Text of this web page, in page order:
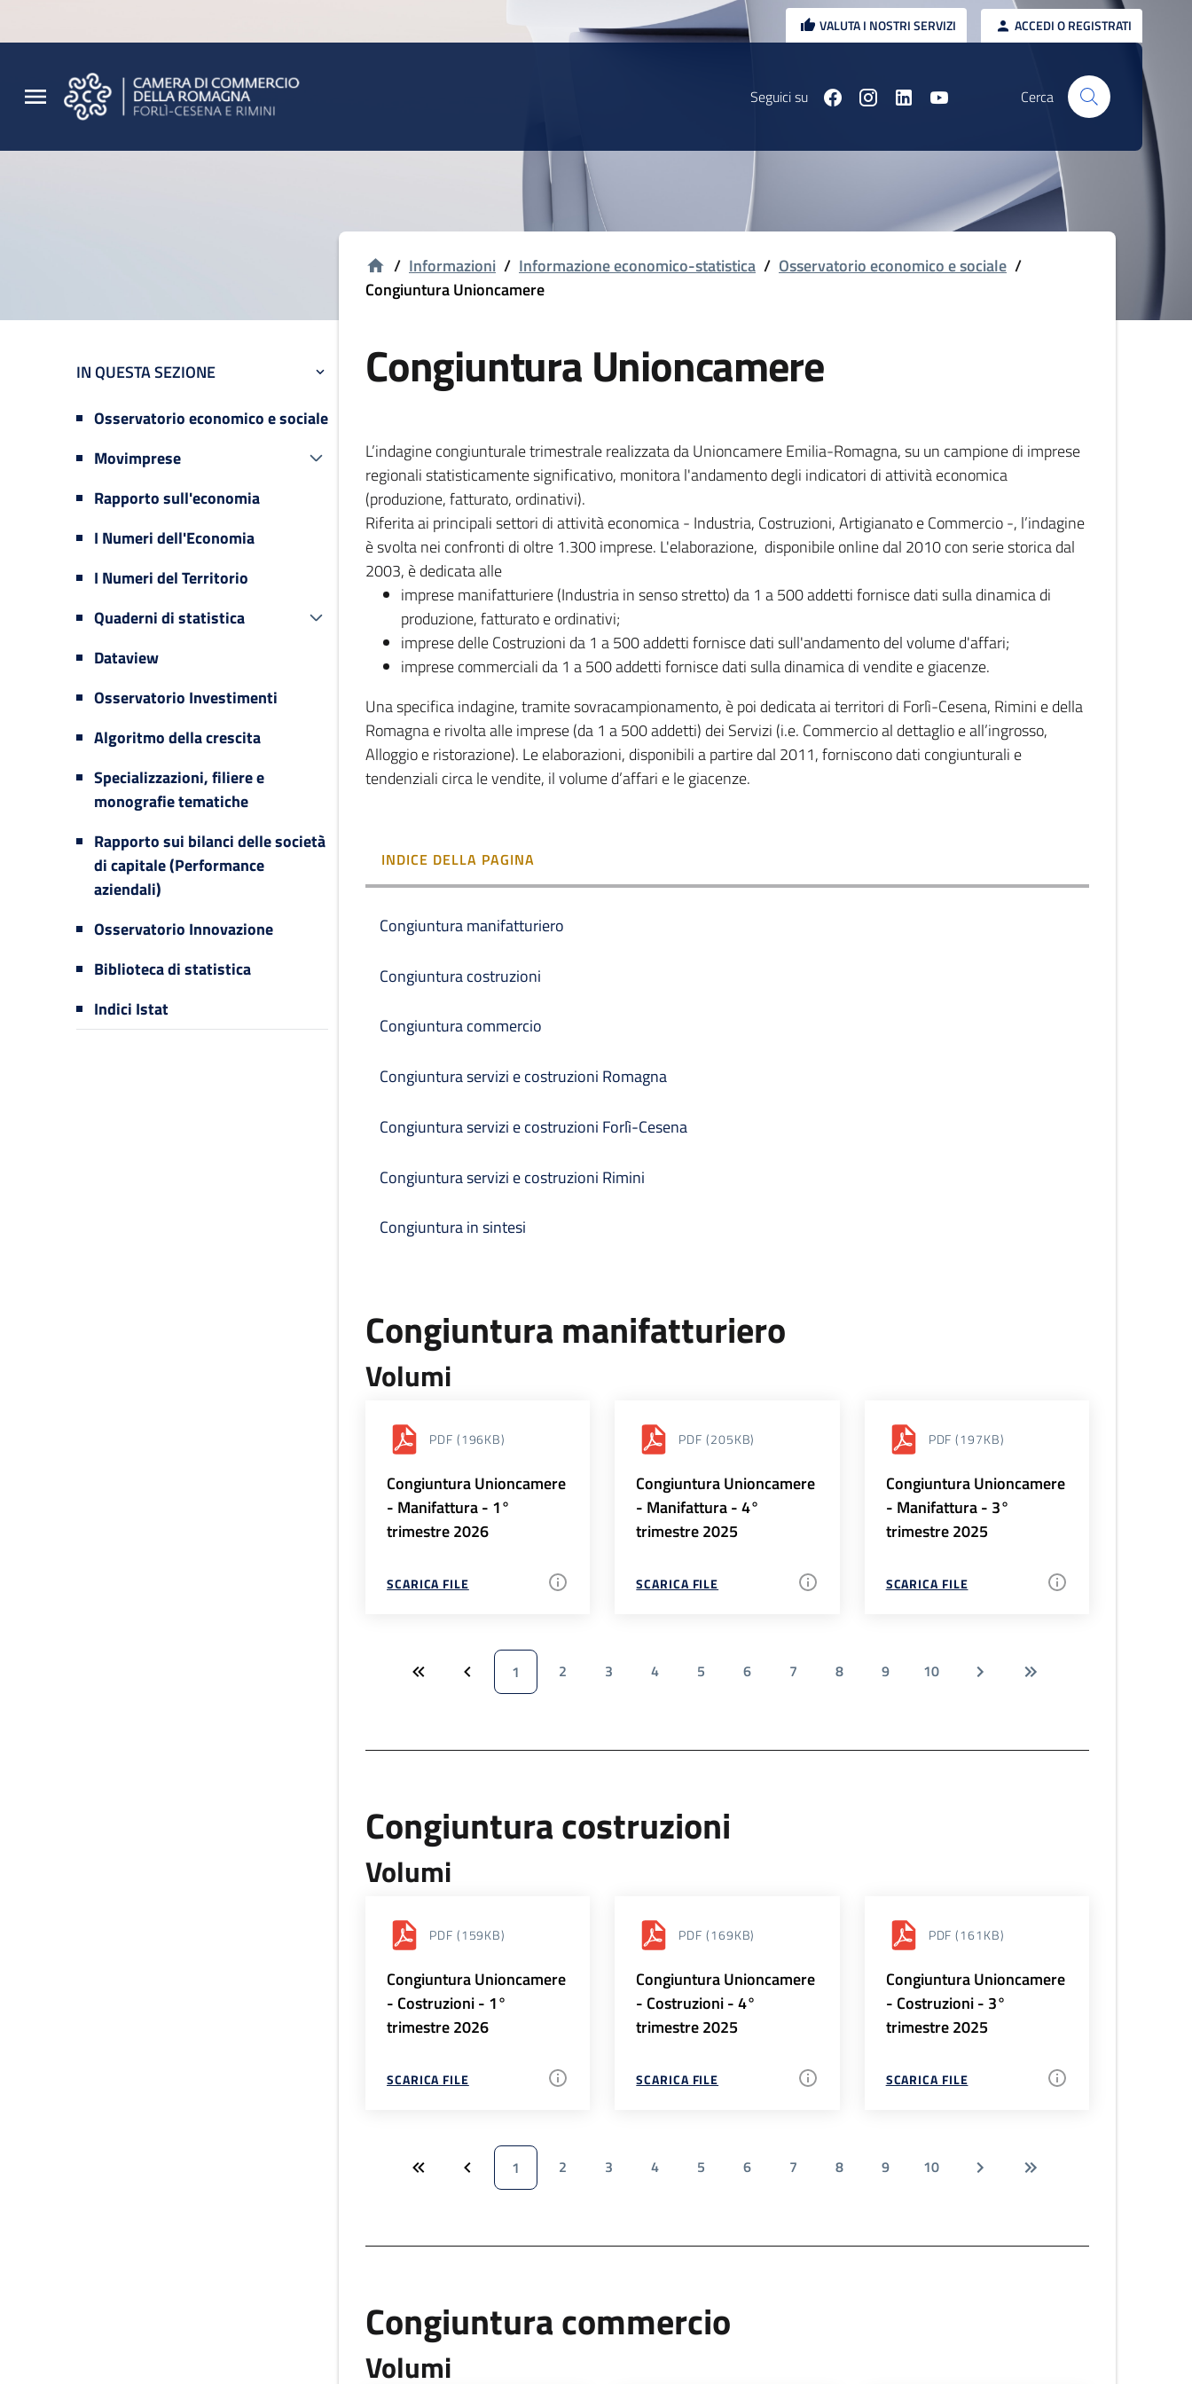
VALUTA I NOSTRI SERVIZI ACCEDI O REGISTRATI
Seguici su Cerca
IN QUESTA SEZIONE
Osservatorio economico e sociale
Movimprese
Rapporto sull'economia
I Numeri dell'Economia
I Numeri del Territorio
Quaderni di statistica
Dataview
Osservatorio Investimenti
Algoritmo della crescita
Specializzazioni, filiere e
monografie tematiche
Rapporto sui bilanci delle società
di capitale (Performance
aziendali)
Osservatorio Innovazione
Biblioteca di statistica
Indici Istat
/ Informazioni / Informazione economico-statistica / Osservatorio economico e sociale /
Congiuntura Unioncamere
Congiuntura Unioncamere
L’indagine congiunturale trimestrale realizzata da Unioncamere Emilia-Romagna, su un campione di imprese
regionali statisticamente significativo, monitora l'andamento degli indicatori di attività economica
(produzione, fatturato, ordinativi).
Riferita ai principali settori di attività economica - Industria, Costruzioni, Artigianato e Commercio -, l’indagine
è svolta nei confronti di oltre 1.300 imprese. L'elaborazione, disponibile online dal 2010 con serie storica dal
2003, è dedicata alle
imprese manifatturiere (Industria in senso stretto) da 1 a 500 addetti fornisce dati sulla dinamica di
produzione, fatturato e ordinativi;
imprese delle Costruzioni da 1 a 500 addetti fornisce dati sull'andamento del volume d'affari;
imprese commerciali da 1 a 500 addetti fornisce dati sulla dinamica di vendite e giacenze.
Una specifica indagine, tramite sovracampionamento, è poi dedicata ai territori di Forlì-Cesena, Rimini e della
Romagna e rivolta alle imprese (da 1 a 500 addetti) dei Servizi (i.e. Commercio al dettaglio e all’ingrosso,
Alloggio e ristorazione). Le elaborazioni, disponibili a partire dal 2011, forniscono dati congiunturali e
tendenziali circa le vendite, il volume d’affari e le giacenze.
INDICE DELLA PAGINA
Congiuntura manifatturiero
Congiuntura costruzioni
Congiuntura commercio
Congiuntura servizi e costruzioni Romagna
Congiuntura servizi e costruzioni Forlì-Cesena
Congiuntura servizi e costruzioni Rimini
Congiuntura in sintesi
Congiuntura manifatturiero
Volumi
PDF (196KB)
Congiuntura Unioncamere
- Manifattura - 1°
trimestre 2026
SCARICA FILE
PDF (205KB)
Congiuntura Unioncamere
- Manifattura - 4°
trimestre 2025
SCARICA FILE
PDF (197KB)
Congiuntura Unioncamere
- Manifattura - 3°
trimestre 2025
SCARICA FILE
1 2 3 4 5 6 7 8 9 10
Congiuntura costruzioni
Volumi
PDF (159KB)
Congiuntura Unioncamere
- Costruzioni - 1°
trimestre 2026
SCARICA FILE
PDF (169KB)
Congiuntura Unioncamere
- Costruzioni - 4°
trimestre 2025
SCARICA FILE
PDF (161KB)
Congiuntura Unioncamere
- Costruzioni - 3°
trimestre 2025
SCARICA FILE
1 2 3 4 5 6 7 8 9 10
Congiuntura commercio
Volumi